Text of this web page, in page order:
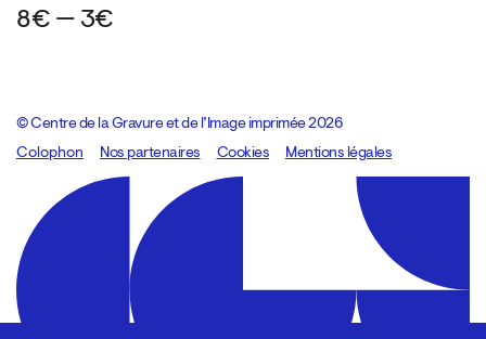
8€ — 3€
© Centre de la Gravure et de l’Image imprimée 2026
Colophon
Design:Marcel Kaczmarek, code:8080.studio
Nos partenaires Cookies Mentions légales